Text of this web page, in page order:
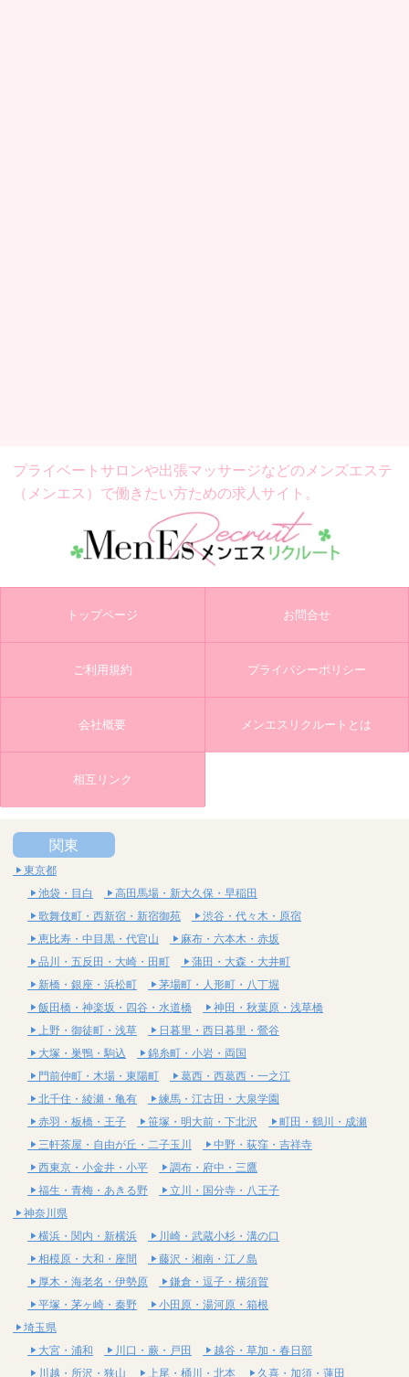
プライベートサロンや出張マッサージなどの メンズエステ
（メンエス）で働きたい方ための求人サイト。
トップページ お問合せ
ご利用規約 プライバシーポリシー
会社概要 メンエスリクルートとは
相互リンク
関東
東京都
池袋・目白
高田馬場・新大久保・早稲田
歌舞伎町・西新宿・新宿御苑
渋谷・代々木・原宿
恵比寿・中目黒・代官山
麻布・六本木・赤坂
品川・五反田・大崎・田町
蒲田・大森・大井町
新橋・銀座・浜松町
茅場町・人形町・八丁堀
飯田橋・神楽坂・四谷・水道橋
神田・秋葉原・浅草橋
上野・御徒町・浅草
日暮里・西日暮里・鶯谷
大塚・巣鴨・駒込
錦糸町・小岩・両国
門前仲町・木場・東陽町
葛西・西葛西・一之江
北千住・綾瀬・亀有
練馬・江古田・大泉学園
赤羽・板橋・王子
笹塚・明大前・下北沢
町田・鶴川・成瀬
三軒茶屋・自由が丘・二子玉川
中野・荻窪・吉祥寺
西東京・小金井・小平
調布・府中・三鷹
福生・青梅・あきる野
立川・国分寺・八王子
神奈川県
横浜・関内・新横浜
川崎・武蔵小杉・溝の口
相模原・大和・座間
藤沢・湘南・江ノ島
厚木・海老名・伊勢原
鎌倉・逗子・横須賀
平塚・茅ヶ崎・秦野
小田原・湯河原・箱根
埼玉県
大宮・浦和
川口・蕨・戸田
越谷・草加・春日部
川越・所沢・狭山
上尾・桶川・北本 久喜・加須・蓮田